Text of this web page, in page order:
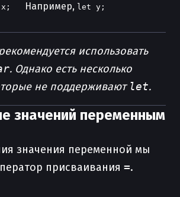
Например, let y;
использовать
. Однако есть несколько
не поддерживаютlet.
значений переменным
значения переменной мы
присваивания =.